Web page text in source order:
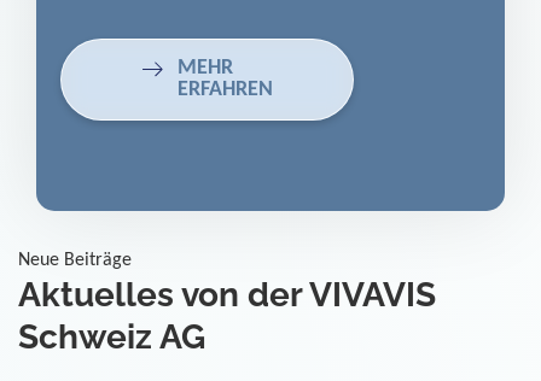
MEHR
ERFAHREN
Neue Beiträge
Aktuelles von der VIVAVIS
Schweiz AG